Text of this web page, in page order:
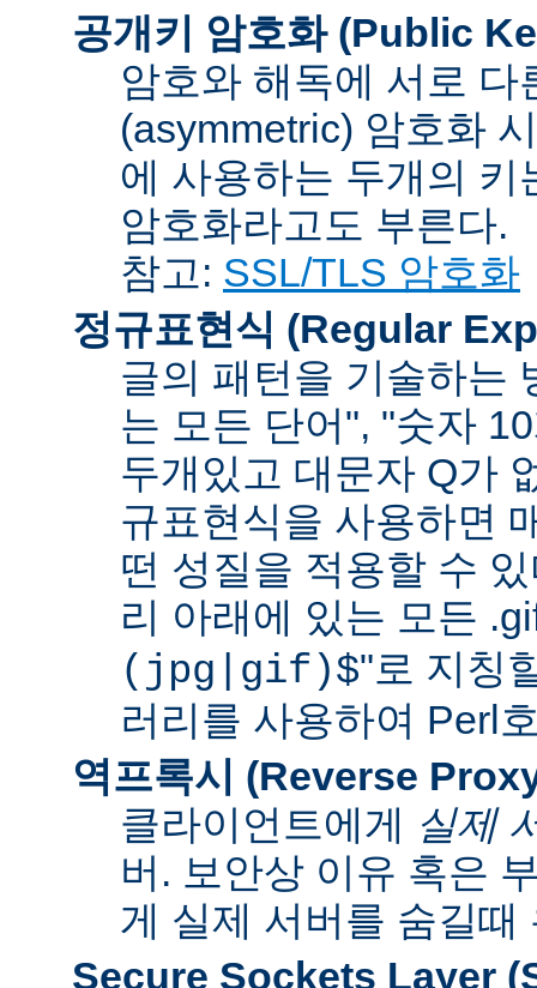
공개키 암호화 (Public
암호와 해독에 서로
(asymmetric) 암호화
에 사용하는 두개의
암호화라고도 부른다.
참고: SSL/TLS 암호화
정규표현식 (Regular
글의 패턴을 기술하는
는 모든 단어", "숫자
두개있고 대문자 Q가
규표현식을 사용하면
떤 성질을 적용할 수
리 아래에 있는 모든
(jpg|gif)$"로 지칭
러리를 사용하여 Perl
역프록시 (Reverse
클라이언트에게 실제
버. 보안상 이유 혹은
게 실제 서버를 숨길때
Secure Sockets Layer